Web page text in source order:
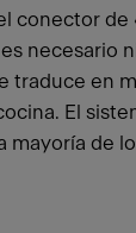
conector
necesario
traduce en
El
mayoría de